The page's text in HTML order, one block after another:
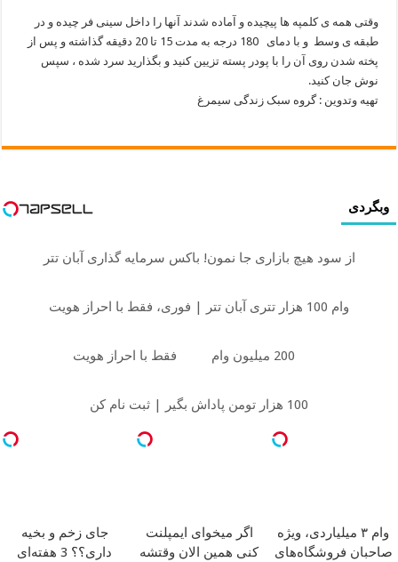
وقتی همه ی کلمپه ها پیچیده و آماده شدند آنها را داخل سینی فر چیده و در
طبقه ی وسط و با دمای 180 درجه به مدت 15 تا 20 دقیقه گذاشته و پس از
پخته شدن روی آن را با پودر پسته تزیین کنید و بگذارید سرد شده ، سپس
نوش جان کنید.
تهیه وتدوین : گروه سبک زندگی سیمرغ
وبگردی
از سود هیچ بازاری جا نمون! باکس سرمایه گذاری آبان تتر
وام 100 هزار تتری آبان تتر | فوری، فقط با احراز هویت
200 میلیون وام فقط با احراز هویت
100 هزار تومن پاداش بگیر | ثبت نام کن
وام ۳ میلیاردی، ویژه
صاحبان فروشگاه‌های
اگر میخوای ایمپلنت
کنی همین الان وقتشه
جای زخم و بخیه
داری؟؟ 3 هفته‌ای